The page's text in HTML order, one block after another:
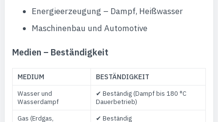
Energieerzeugung – Dampf, Heißwasser
Maschinenbau und Automotive
Medien – Beständigkeit
MEDIUM BESTÄNDIGKEIT
Wasser und
Wasserdampf
✔ Beständig (Dampf bis 180 °C
Dauerbetrieb)
Gas (Erdgas,
✔ Beständig